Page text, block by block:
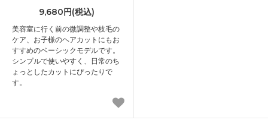
9,680円(税込)
美容室に行く前の微調整や枝毛の
ケア、お子様のヘアカットにもお
すすめのベーシックモデルです。
シンプルで使いやすく、日常のち
ょっとしたカットにぴったりで
す。